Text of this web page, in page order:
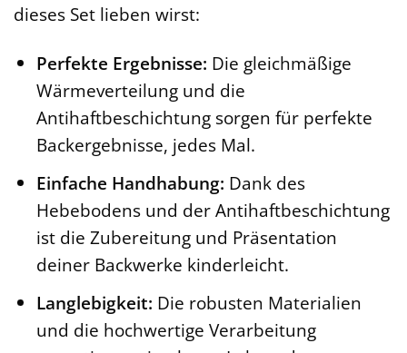
dieses Set lieben wirst:
Perfekte Ergebnisse: Die gleichmäßige
Wärmeverteilung und die
Antihaftbeschichtung sorgen für perfekte
Backergebnisse, jedes Mal.
Einfache Handhabung: Dank des
Hebebodens und der Antihaftbeschichtung
ist die Zubereitung und Präsentation
deiner Backwerke kinderleicht.
Langlebigkeit: Die robusten Materialien
und die hochwertige Verarbeitung